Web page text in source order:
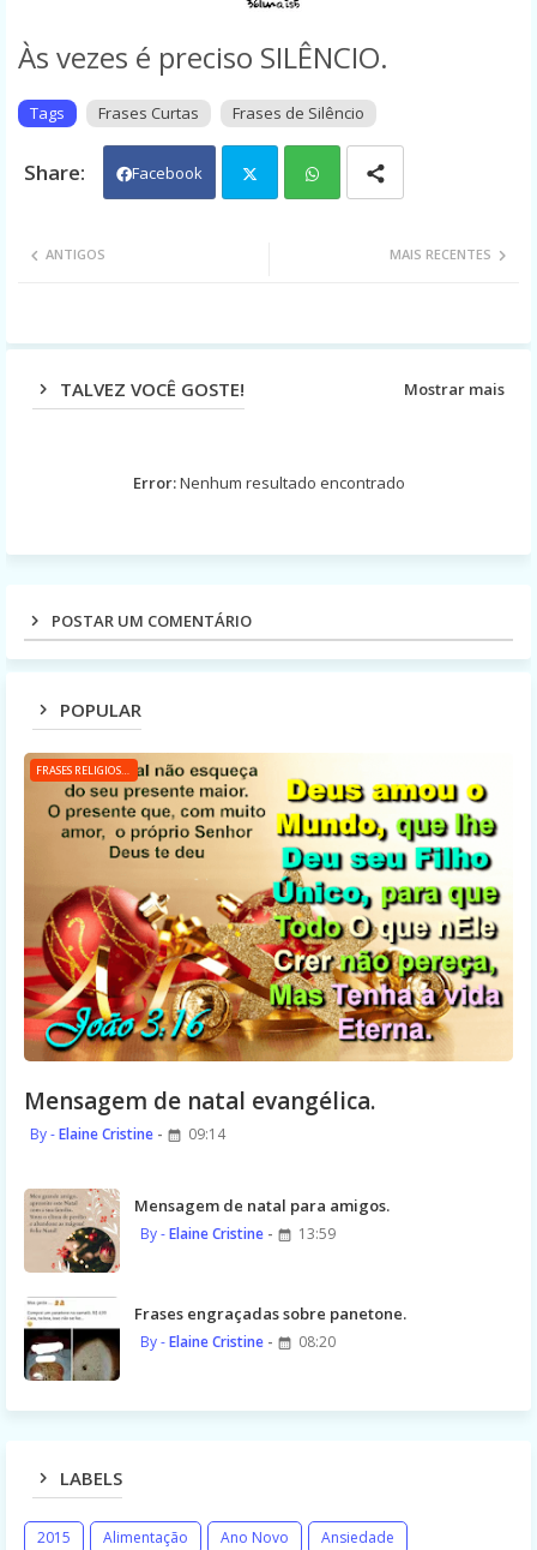
Às vezes é preciso SILÊNCIO.
Tags Frases Curtas Frases de Silêncio
Facebook
MAIS RECENTES
ANTIGOS
TALVEZ VOCÊ GOSTE! Mostrar mais
Error:Nenhum resultado encontrado
POSTAR UM COMENTÁRIO
POPULAR
FRASES RELIGIOSAS
Mensagem de natal evangélica.
Elaine Cristine 09:14
Mensagem de natal para amigos.
Elaine Cristine 13:59
Frases engraçadas sobre panetone.
Elaine Cristine 08:20
LABELS
2015 Alimentação Ano Novo
Ansiedade